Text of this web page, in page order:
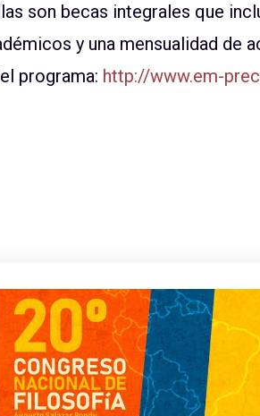
son becas integrales que
y una mensualidad de
programa: http://www.em-